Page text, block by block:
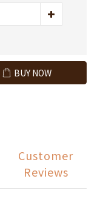
BUY NOW
Customer
Reviews